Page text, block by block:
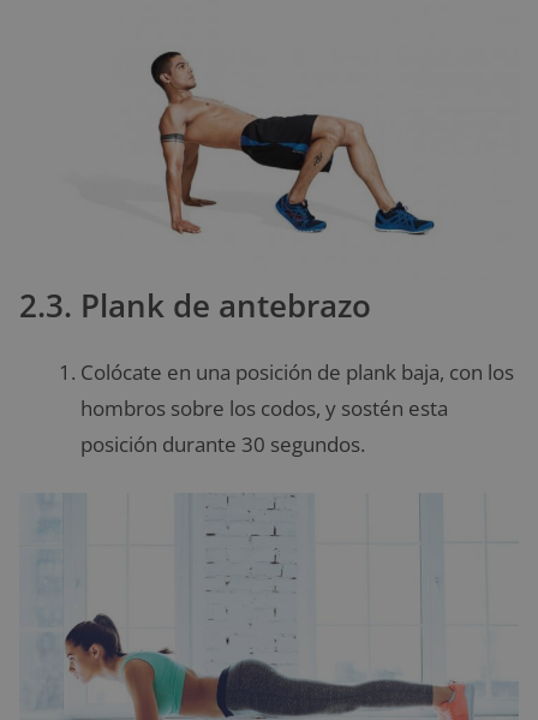
2.3. Plank de antebrazo
Colócate en una posición de plank baja, con los
hombros sobre los codos, y sostén esta
posición durante 30 segundos.